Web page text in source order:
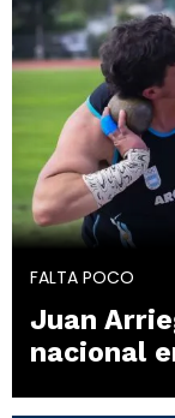
FALTA POCO
Juan
nacional